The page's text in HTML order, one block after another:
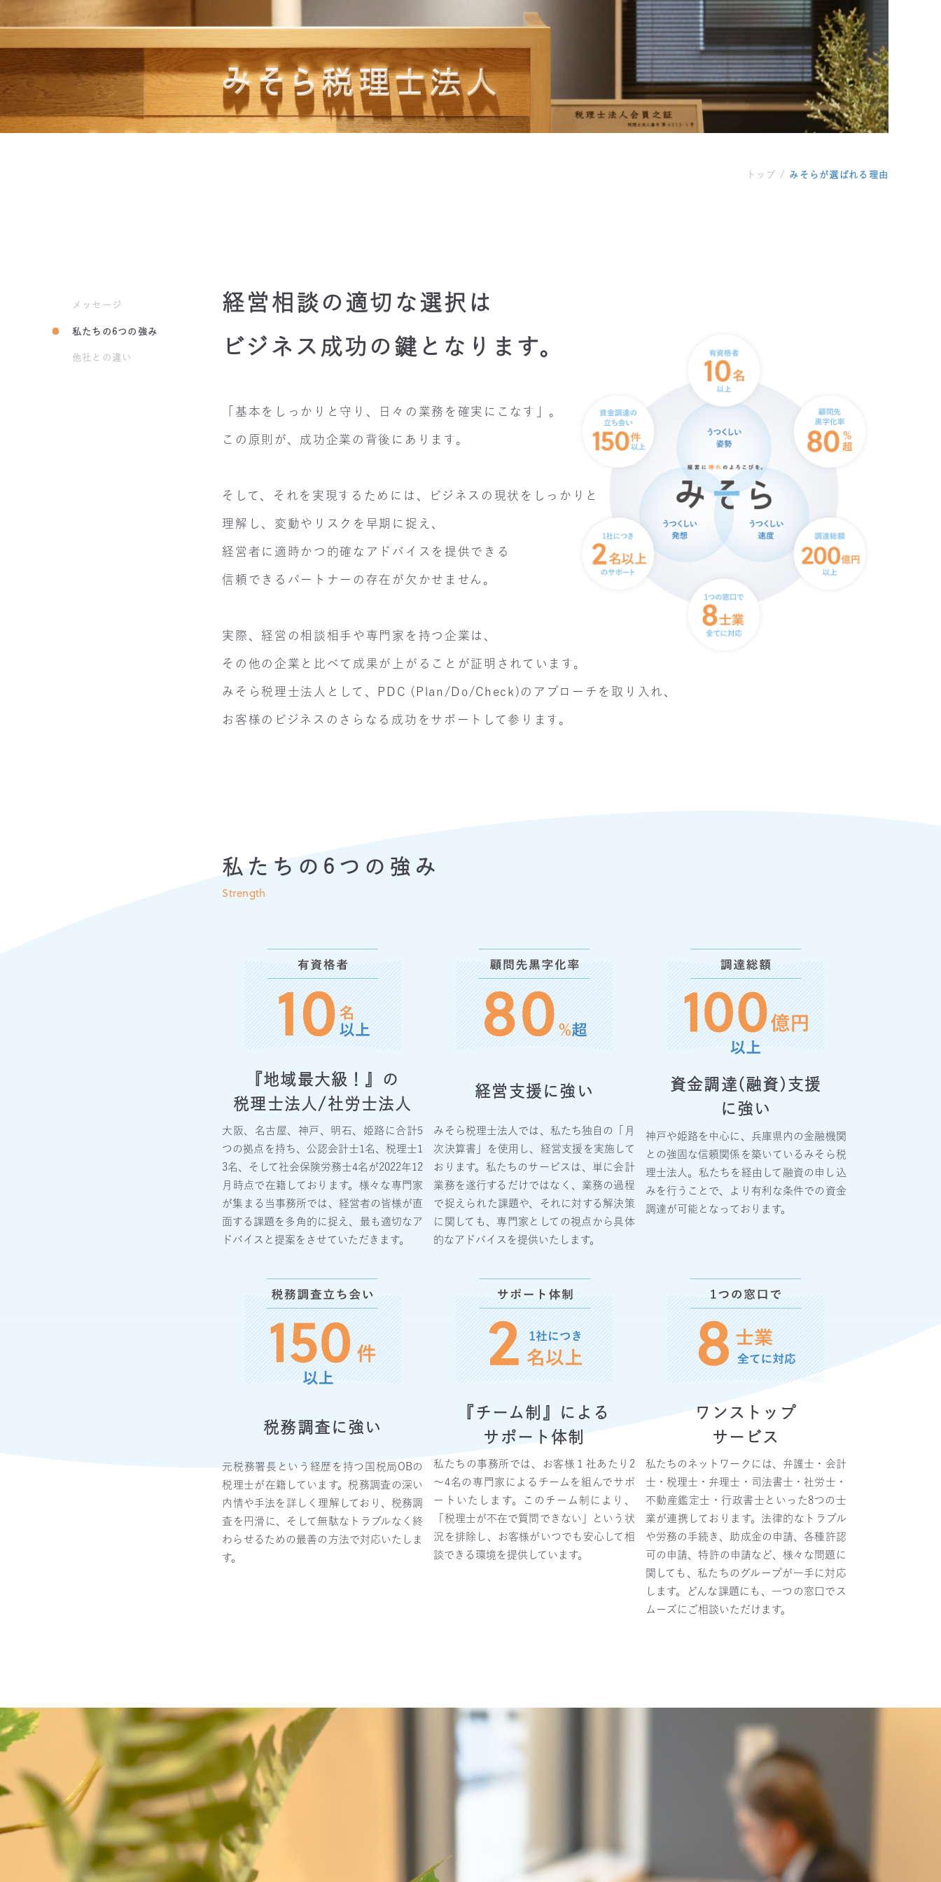
トップ / みそらが選ばれる理由
メッセージ
私たちの6つの強み
他社との違い
経営相談の適切な選択は
ビジネス成功の鍵となります。
「基本をしっかりと守り、日々の業務を確実にこなす」。
この原則が、成功企業の背後にあります。
そして、それを実現するためには、ビジネスの現状をしっかりと
理解し、変動やリスクを早期に捉え、
経営者に適時かつ的確なアドバイスを提供できる
信頼できるパートナーの存在が欠かせません。
実際、経営の相談相手や専門家を持つ企業は、
その他の企業と比べて成果が上がることが証明されています。
みそら税理士法人として、PDC (Plan/Do/Check)のアプローチを取り入れ、
お客様のビジネスのさらなる成功をサポートして参ります。
私たちの6つの強み
Strength
『地域最大級！』の
税理士法人/社労士法人
大阪、名古屋、神戸、明石、姫路に合計5
つの拠点を持ち、公認会計士1名、税理士1
3名、そして社会保険労務士4名が2022年12
月時点で在籍しております。様々な専門家
が集まる当事務所では、経営者の皆様が直
面する課題を多角的に捉え、最も適切なア
ドバイスと提案をさせていただきます。
経営支援に強い
みそら税理士法人では、私たち独自の「月
次決算書」を使用し、経営支援を実施して
おります。私たちのサービスは、単に会計
業務を遂行するだけではなく、業務の過程
で捉えられた課題や、それに対する解決策
に関しても、専門家としての視点から具体
的なアドバイスを提供いたします。
資金調達(融資)支援
に強い
神戸や姫路を中心に、兵庫県内の金融機関
との強固な信頼関係を築いているみそら税
理士法人。私たちを経由して融資の申し込
みを行うことで、より有利な条件での資金
調達が可能となっております。
税務調査に強い
元税務署長という経歴を持つ国税局OBの
税理士が在籍しています。税務調査の深い
内情や手法を詳しく理解しており、税務調
査を円滑に、そして無駄なトラブルなく終
わらせるための最善の方法で対応いたしま
す。
『チーム制』による
サポート体制
私たちの事務所では、お客様１社あたり2
～4名の専門家によるチームを組んでサポ
ートいたします。このチーム制により、
「税理士が不在で質問できない」という状
況を排除し、お客様がいつでも安心して相
談できる環境を提供しています。
ワンストップ
サービス
私たちのネットワークには、弁護士・会計
士・税理士・弁理士・司法書士・社労士・
不動産鑑定士・行政書士といった8つの士
業が連携しております。法律的なトラブル
や労務の手続き、助成金の申請、各種許認
可の申請、特許の申請など、様々な問題に
関しても、私たちのグループが一手に対応
します。どんな課題にも、一つの窓口でス
ムーズにご相談いただけます。